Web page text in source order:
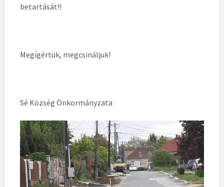
betartását!!
Megígértük, megcsináljuk!
Sé Község Önkormányzata